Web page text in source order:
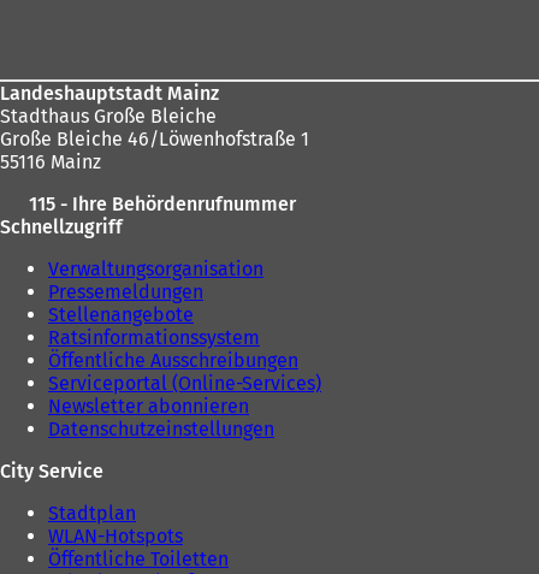
Landeshauptstadt Mainz
Stadthaus Große Bleiche
Große Bleiche 46/Löwenhofstraße 1
55116 Mainz
115 - Ihre Behördenrufnummer
Schnellzugriff
Verwaltungsorganisation
Pressemeldungen
Stellenangebote
Ratsinformationssystem
Öffentliche Ausschreibungen
Serviceportal (Online-Services)
Newsletter abonnieren
Datenschutzeinstellungen
City Service
Stadtplan
WLAN-Hotspots
Öffentliche Toiletten